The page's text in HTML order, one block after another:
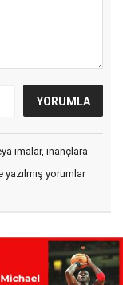
imalar, inançlara
yorumlar